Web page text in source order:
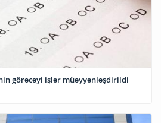
görəcəyi işlər müəyyənləşdirildi